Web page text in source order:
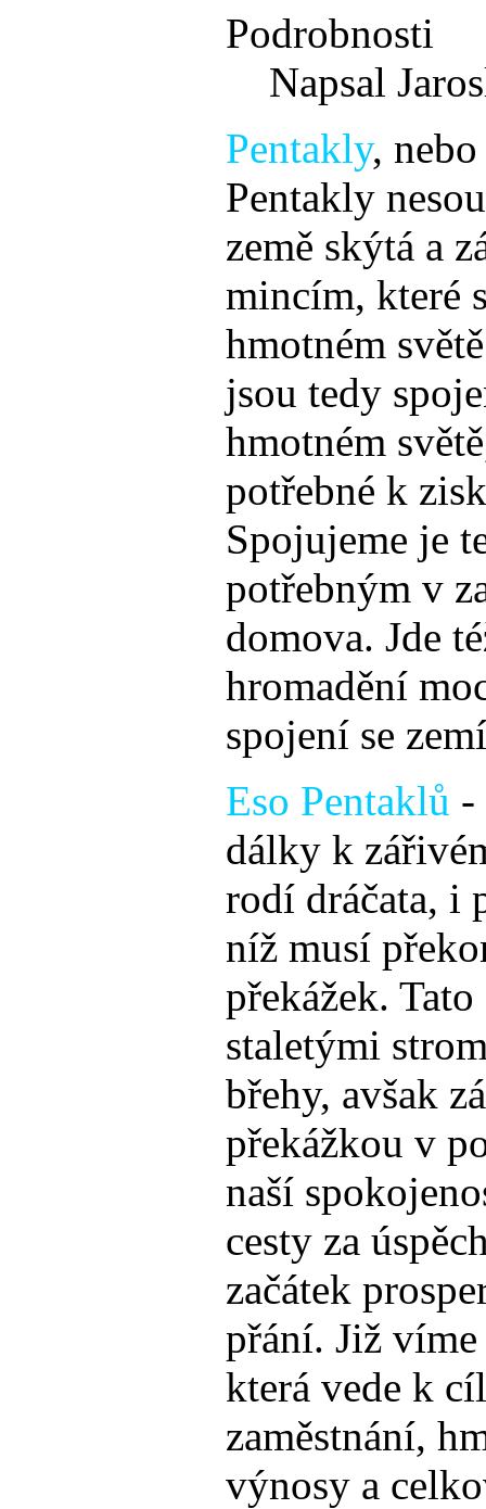
Podrobnosti
Napsal
Pentakly,
Pentakly
země skýtá a
mincím, které
hmotném
jsou tedy
hmotném
potřebné k
Spojujeme je
potřebným v
domova. Jde
hromadění
spojení se
Eso Pentaklů -
dálky k
rodí dráčata, i
níž musí
překážek.
staletými
břehy, avšak
překážkou v
naší
cesty za
začátek
přání. Již víme
která vede k
zaměstnání,
výnosy a